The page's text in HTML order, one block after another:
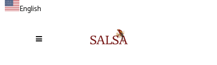
English